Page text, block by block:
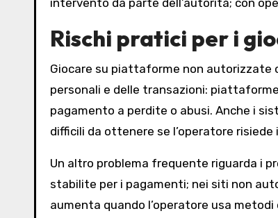
intervento da parte dell’autorità; con
Rischi pratici per i
Giocare su piattaforme non autorizzate
personali e delle transazioni:
pagamento a perdite o abusi. Anche i
difficili da ottenere se l’operatore
Un altro problema frequente riguarda i
stabilite per i pagamenti; nei siti non
aumenta quando l’operatore usa